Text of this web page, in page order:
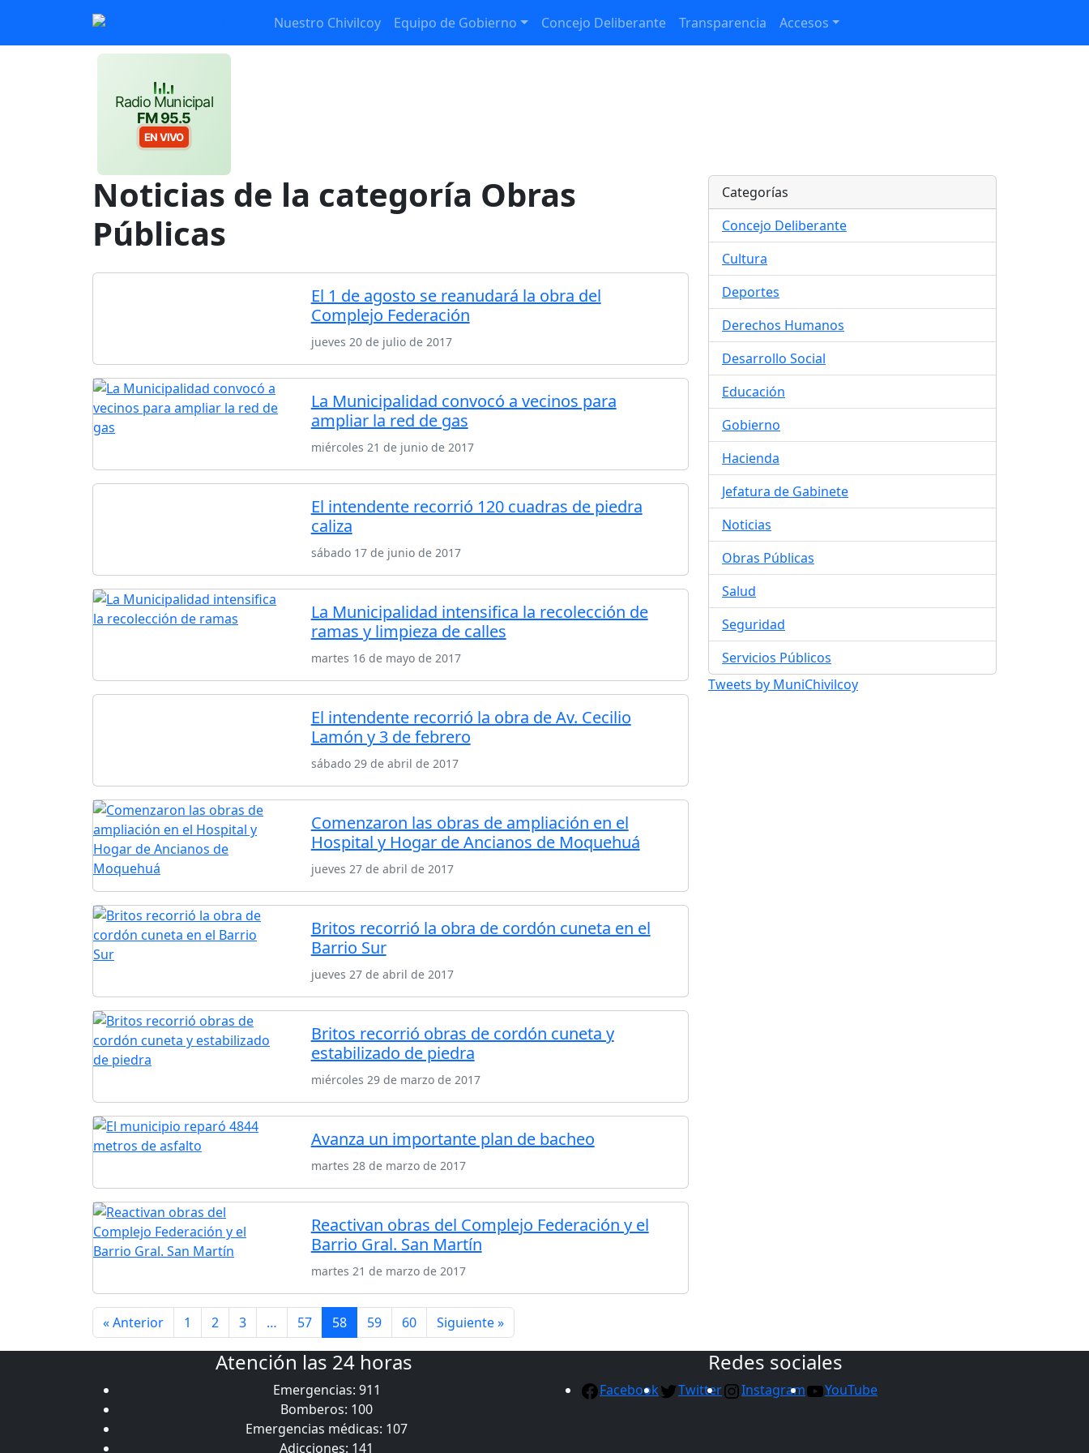
Nuestro Chivilcoy Equipo de Gobierno Concejo Deliberante Transparencia Accesos
Radio Municipal
FM 95.5
EN VIVO
Noticias de la categoría Obras
Públicas
El 1 de agosto se reanudará la obra del
Complejo Federación
jueves 20 de julio de 2017
La Municipalidad convocó a vecinos para
ampliar la red de gas
miércoles 21 de junio de 2017
El intendente recorrió 120 cuadras de piedra
caliza
sábado 17 de junio de 2017
La Municipalidad intensifica la recolección de
ramas y limpieza de calles
martes 16 de mayo de 2017
El intendente recorrió la obra de Av. Cecilio
Lamón y 3 de febrero
sábado 29 de abril de 2017
Comenzaron las obras de ampliación en el
Hospital y Hogar de Ancianos de Moquehuá
jueves 27 de abril de 2017
Britos recorrió la obra de cordón cuneta en el
Barrio Sur
jueves 27 de abril de 2017
Britos recorrió obras de cordón cuneta y
estabilizado de piedra
miércoles 29 de marzo de 2017
Avanza un importante plan de bacheo
martes 28 de marzo de 2017
Reactivan obras del Complejo Federación y el
Barrio Gral. San Martín
martes 21 de marzo de 2017
« Anterior 1 2 3 … 57 58 59 60 Siguiente »
Categorías
Concejo Deliberante
Cultura
Deportes
Derechos Humanos
Desarrollo Social
Educación
Gobierno
Hacienda
Jefatura de Gabinete
Noticias
Obras Públicas
Salud
Seguridad
Servicios Públicos
Tweets by MuniChivilcoy
Atención las 24 horas
Emergencias: 911
Bomberos: 100
Emergencias médicas: 107
Adicciones: 141
Redes sociales
Facebook Twitter Instagram YouTube